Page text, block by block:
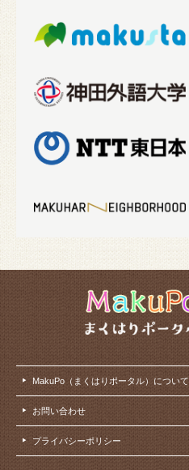
MakuPo（まくはりポータル）について
お問い合わせ
プライバシーポリシー